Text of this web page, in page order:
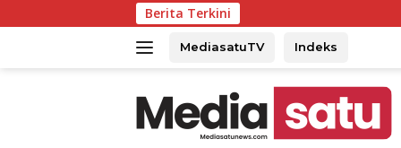
ke
Berita Terkini
MediasatuTV Indeks